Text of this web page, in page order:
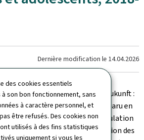
des cookies essentiels
à son bon fonctionnement, sans
à caractère personnel, et
être refusés. Des cookies non
utilisés à des fins statistiques
uniquement si vous les
Dernière modification le 14.04.2026
le rapport « Eng gesond Zukunft :
des enfants au Luxembourg », paru en
sur les besoins de la population
ainsi que sur l’utilisation des